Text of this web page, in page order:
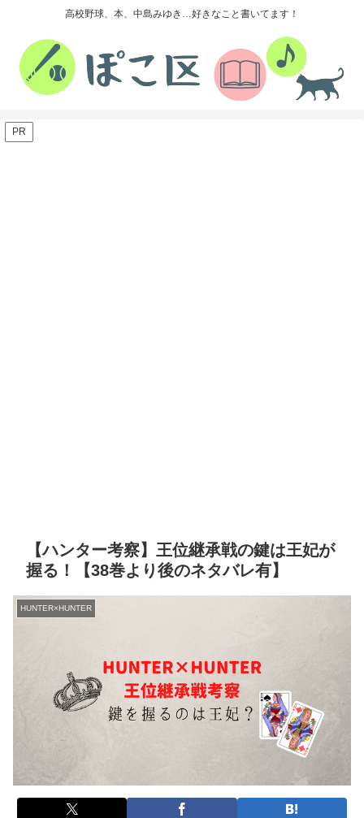
高校野球、本、中島みゆき…好きなこと書いてます！
PR
【ハンター考察】王位継承戦の鍵は王妃が
握る！【38巻より後のネタバレ有】
HUNTER×HUNTER